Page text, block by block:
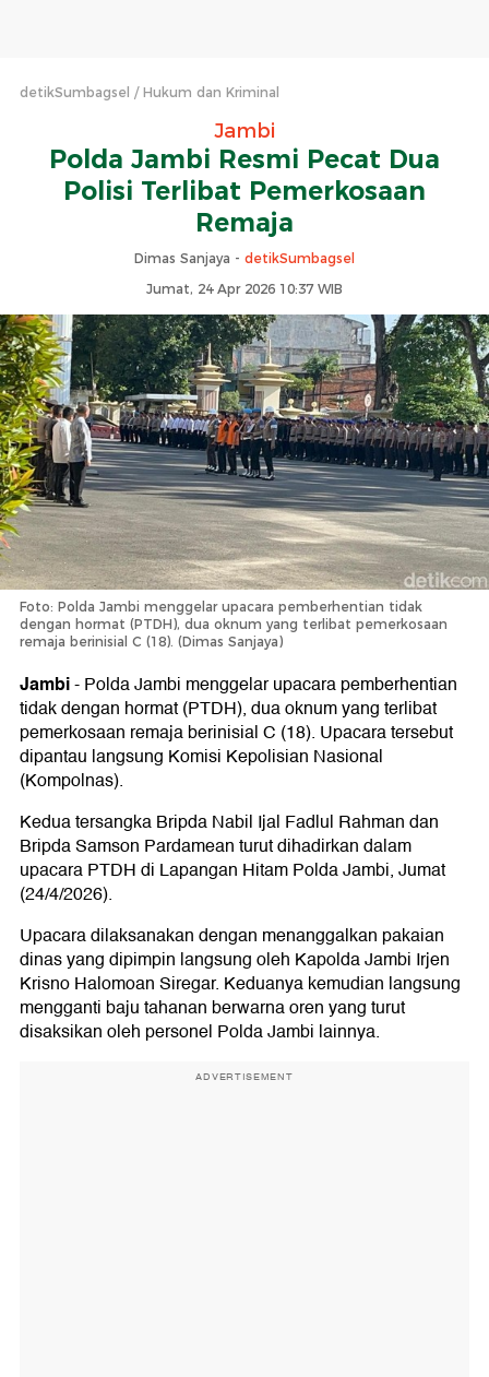
detikSumbagsel Hukum dan Kriminal
Jambi
Polda Jambi Resmi Pecat Dua
Polisi Terlibat Pemerkosaan
Remaja
Dimas Sanjaya - detikSumbagsel
Jumat, 24 Apr 2026 10:37 WIB
Foto: Polda Jambi menggelar upacara pemberhentian tidak
dengan hormat (PTDH), dua oknum yang terlibat pemerkosaan
remaja berinisial C (18). (Dimas Sanjaya)
Jambi-Polda Jambi menggelar upacara pemberhentian
tidak dengan hormat (PTDH), dua oknum yang terlibat
pemerkosaan remaja berinisial C (18). Upacara tersebut
dipantau langsung Komisi Kepolisian Nasional
(Kompolnas).
Kedua tersangka Bripda Nabil Ijal Fadlul Rahman dan
Bripda Samson Pardamean turut dihadirkan dalam
upacara PTDH di Lapangan Hitam Polda Jambi, Jumat
(24/4/2026).
Upacara dilaksanakan dengan menanggalkan pakaian
dinas yang dipimpin langsung oleh Kapolda Jambi Irjen
Krisno Halomoan Siregar. Keduanya kemudian langsung
mengganti baju tahanan berwarna oren yang turut
disaksikan oleh personel Polda Jambi lainnya.
ADVERTISEMENT